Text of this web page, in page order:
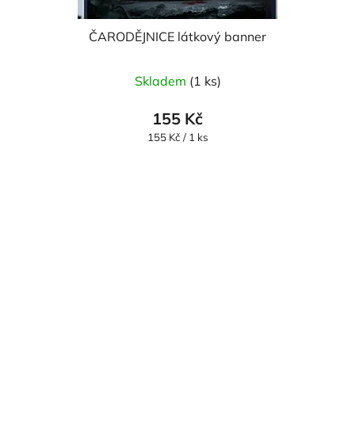
ČARODĚJNICE látkový banner
Skladem (1 ks)
155 Kč
Měrná
155 Kč / 1 ks